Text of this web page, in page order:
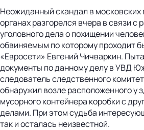
Неожиданный скандал в московских
органах разгорелся вчера в связи с
уголовного дела о похищении
обвиняемым по которому проходит
«Евросети» Евгений Чичваркин.
документы по данному делу в УВД
следователь следственного
обнаружил возле расположенного у
мусорного контейнера коробки с
делами. При этом судьба
так и осталась неизвестной.